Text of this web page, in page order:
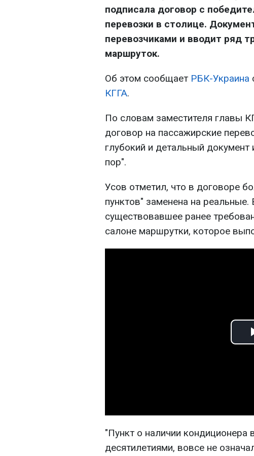
подписала договор с
перевозки в столице.
перевозчиками и вводит ряд
маршруток.
Об этом сообщает РБК-Украина
КГГА.
По словам заместителя главы
договор на пассажирские
глубокий и детальный
пор".
Усов отметил, что в договоре
пунктов" заменена на
существовавшее ранее
салоне маршрутки, которое
"Пункт о наличии
десятилетиями, вовсе не